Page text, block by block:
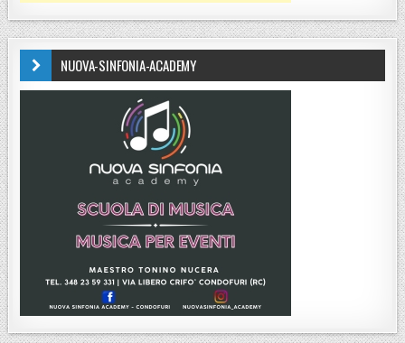
NUOVA-SINFONIA-ACADEMY